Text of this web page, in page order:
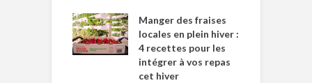
Manger des fraises
locales en plein hiver :
4 recettes pour les
intégrer à vos repas
cet hiver